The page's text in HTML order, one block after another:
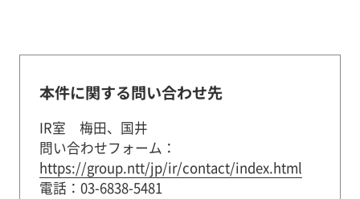
本件に関する問い合わせ先
IR室 梅田、国井
問い合わせフォーム：
https://group.ntt/jp/ir/contact/index.html
電話：03-6838-5481